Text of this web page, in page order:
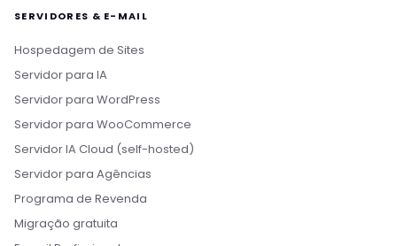
SERVIDORES & E-MAIL
Hospedagem de Sites
Servidor para IA
Servidor para WordPress
Servidor para WooCommerce
Servidor IA Cloud (self-hosted)
Servidor para Agências
Programa de Revenda
Migração gratuita